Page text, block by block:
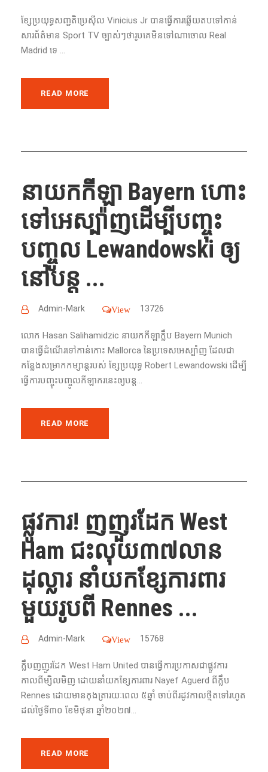
ខ្សែ​ប្រយុទ្ធ​សញ្ជតិប្រេស៊ីល Vinicius Jr បាន​ធ្វើ​ការ​ឆ្លើយ​តប​ទៅ​កាន់​
សារព័ត៌មាន​ Sport TV ច្បាស់ៗថារូបគេមិនទៅណាចោល Real
Madrid ទេ​ ...
READ MORE
នាយក​កីឡា​ Bayern ហោះ
ទៅ​អេស្ប៉ាញដើម្បី​បញ្ចុះ​
បញ្ចូល​ Lewandowski ឲ្យ​
នៅ​បន្ត​ ...
Admin-Mark View 13726
លោក​ Hasan Salihamidzic នាយក​កីឡា​ក្លឹប​ Bayern Munich
បាន​ធ្វើ​ដំណើរ​ទៅកាន់កោះ​ Mallorca​ នៃ​ប្រទេស​អេស្ប៉ាញ​ ដែល​ជា​
កន្លែង​សម្រាក​កម្សាន្ត​របស់​ ខ្សែ​ប្រយុទ្ធ​ Robert Lewandowski ដើម្បី​
ធ្វើ​ការ​បញ្ចុះ​បញ្ចូល​កីឡាករ​នេះ​ឲ្យ​បន្ត...
READ MORE
ផ្លូវការ​! ញញួរដែក West
Ham ជះលុយ​៣៧លាន​
ដុល្លារ​ នាំ​យក​ខ្សែការពារ​
មួយ​រូប​ពី​ Rennes ...
Admin-Mark View 15768
ក្លឹប​ញញួរដែក West Ham United បាន​ធ្វើ​ការ​ប្រកាស​ជា​ផ្លូវការ​
កាលពីម្សិលមិញ ​ដោយ​នាំ​យក​ខ្សែការពារ​ Nayef Aguerd ពី​ក្លឹប​
Rennes ដោយ​មាន​កុងត្រា​រយៈពេល​ ៥ឆ្នាំ​ ចាប់​ពី​រដូវកាល​ថ្មី​តទៅ​រហូត​
ដល់​ថ្ងៃ​ទី​៣០ ខែ​មិថុនា​ ឆ្នាំ​២០២៧...
READ MORE